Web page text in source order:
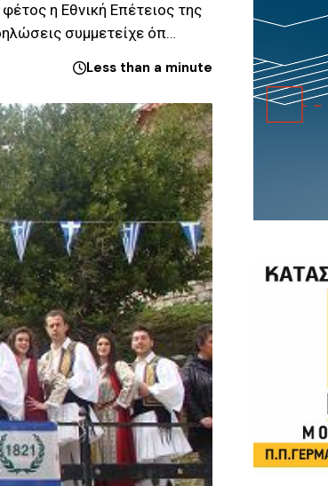
η Εθνική Επέτειος της
συμμετείχε όπ…
Less than a minute